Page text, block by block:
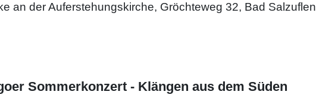
an der Auferstehungskirche, Gröchteweg 32, Bad Salzuflen
Sommerkonzert - Klängen aus dem Süden